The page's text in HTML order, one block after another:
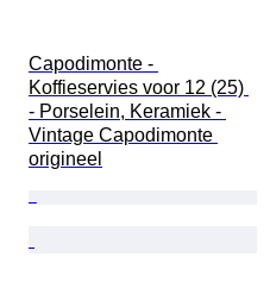
Capodimonte -
Koffieservies voor 12 (25)
- Porselein, Keramiek -
Vintage Capodimonte
origineel